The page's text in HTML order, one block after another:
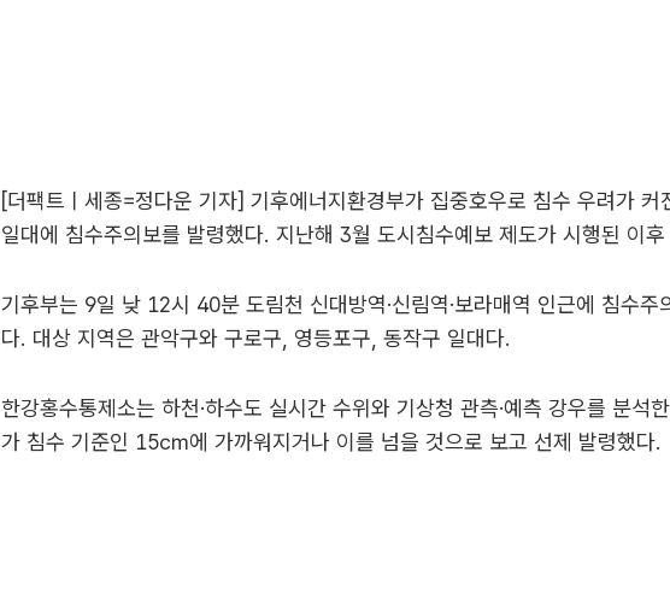
[더팩트ㅣ세종=정다운 기자] 기후에너지환경부가 집중호우로 침수 우려가 커
일대에 침수주의보를 발령했다. 지난해 3월 도시침수예보 제도가 시행된 이
기후부는 9일 낮 12시 40분 도림천 신대방역·신림역·보라매역 인근에 침수주
다. 대상 지역은 관악구와 구로구, 영등포구, 동작구 일대다.
한강홍수통제소는 하천·하수도 실시간 수위와 기상청 관측·예측 강우를 분석
가 침수 기준인 15㎝에 가까워지거나 이를 넘을 것으로 보고 선제 발령했다.